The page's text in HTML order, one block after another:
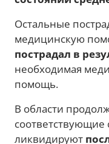
Остальные
медицинскую
пострадал в
необходимая
помощь.
В области
ликвидируют